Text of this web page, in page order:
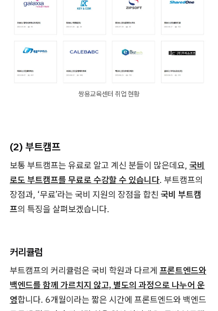
쌍용교육센터 취업 현황
(2) 부트캠프
보통 부트캠프는 유료로 알고 계신 분들이 많은데요, 국비
로도 부트캠프를 무료로 수강할 수 있습니다. 부트캠프의
장점과, ‘무료’라는 국비 지원의 장점을 합친 국비 부트캠
프의 특징을 살펴보겠습니다.
커리큘럼
부트캠프의 커리큘럼은 국비 학원과 다르게 프론트엔드와
백엔드를 함께 가르치지 않고, 별도의 과정으로 나누어 운
영합니다. 6개월이라는 짧은 시간에 프론트엔드와 백엔드